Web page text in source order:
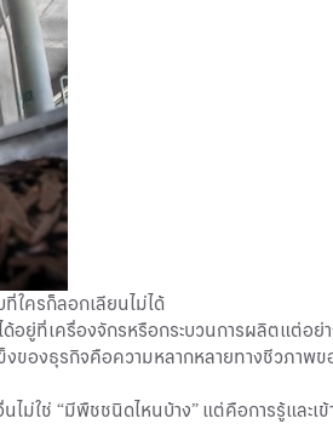
ใครก็ลอกเลียนไม่ได้
อยู่ที่เครื่องจักรหรือกระบวนการผลิตแต่อ
องธุรกิจคือความหลากหลายทางชีวภาพ
ไม่ใช่ “มีพืชชนิดไหนบ้าง” แต่คือการรู้และเ